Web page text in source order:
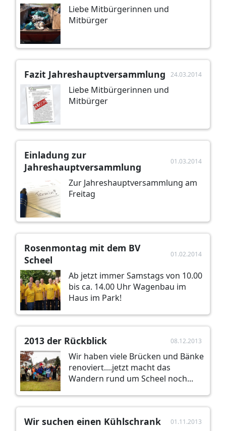
Liebe Mitbürgerinnen und
Mitbürger
Fazit Jahreshauptversammlung 24.03.2014
Liebe Mitbürgerinnen und
Mitbürger
Einladung zur
Jahreshauptversammlung
01.03.2014
Zur Jahreshauptversammlung am
Freitag
Rosenmontag mit dem BV
Scheel
01.02.2014
Ab jetzt immer Samstags von 10.00
bis ca. 14.00 Uhr Wagenbau im
Haus im Park!
2013 der Rückblick 08.12.2013
Wir haben viele Brücken und Bänke
renoviert....jetzt macht das
Wandern rund um Scheel noch...
Wir suchen einen Kühlschrank 01.11.2013